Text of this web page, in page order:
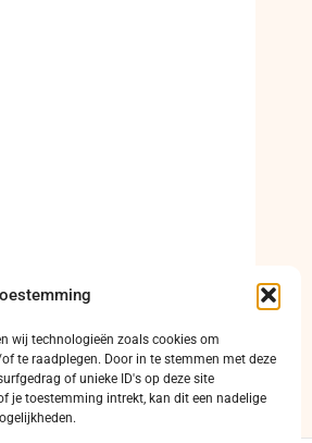
wij technologieën zoals cookies om
te raadplegen. Door in te stemmen met deze
of unieke ID's op deze site
je toestemming intrekt, kan dit een nadelige